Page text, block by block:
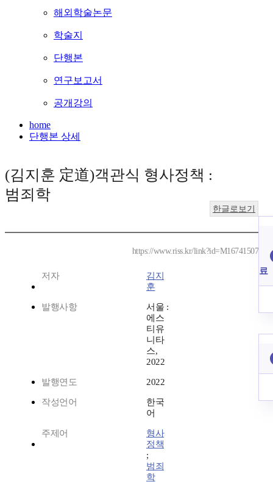
해외학술논문
학술지
단행본
연구보고서
공개강의
home
단행본 상세
(김지훈 定道)객관식 형사정책 :
범죄학
한글로보기
https://www.riss.kr/link?id=M16741507
저자
김지
훈
발행사항
서울 :
에스
티유
니타
스,
2022
발행연도 2022
작성언어
한국
어
주제어
형사
정책
;
범죄
학
료